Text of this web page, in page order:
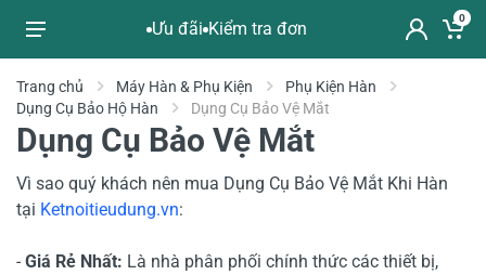
Ưu đãi Kiểm tra đơn
0
Trang chủ Máy Hàn & Phụ Kiện
Phụ Kiện Hàn
Dụng Cụ Bảo Hộ Hàn
Dụng Cụ Bảo Vệ Mắt
Dụng Cụ Bảo Vệ Mắt
Vì sao quý khách nên mua Dụng Cụ Bảo Vệ Mắt Khi Hàn
tại Ketnoitieudung.vn:
- Giá Rẻ Nhất: Là nhà phân phối chính thức các thiết bị,